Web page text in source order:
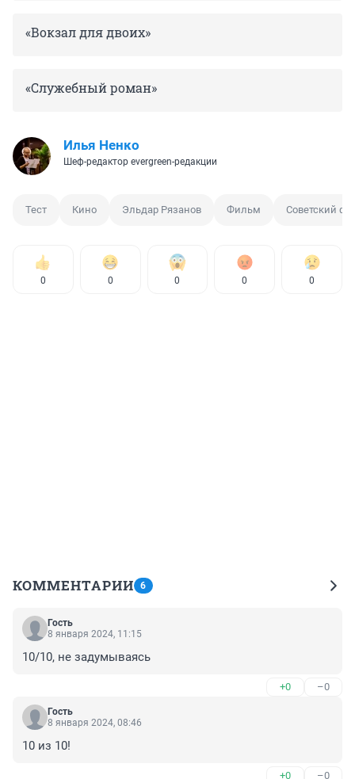
«Вокзал для двоих»
«Служебный роман»
Илья Ненко
Шеф-редактор evergreen-редакции
Тест Кино Эльдар Рязанов Фильм Советский
0 0 0 0 0
КОММЕНТАРИИ 6
Гость
8 января 2024, 11:15
10/10, не задумываясь
+0 –0
Гость
8 января 2024, 08:46
10 из 10!
+0 –0